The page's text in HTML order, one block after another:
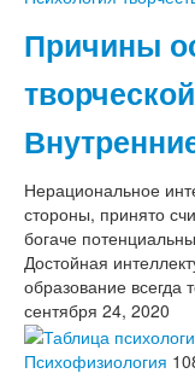
Причины
Нерациональное
стороны, принято
богаче
Достойная
образование всегда
сентября 24, 2020
Психофизиология